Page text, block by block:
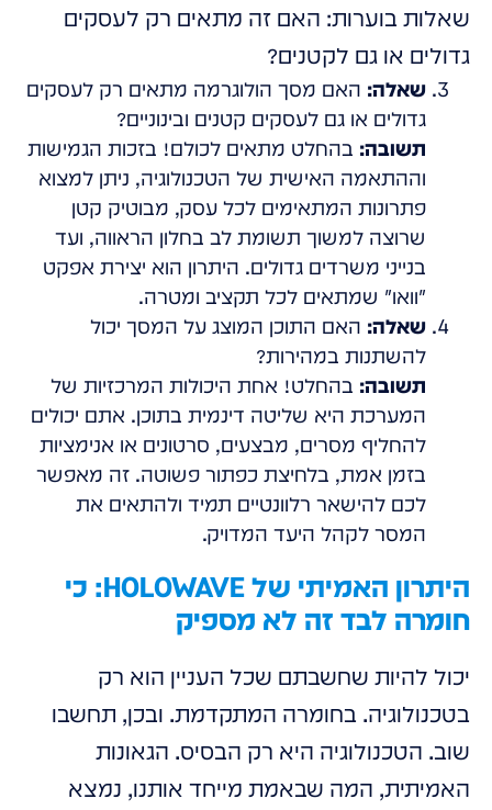
שאלות בוערות: האם זה מתאים רק לעסקים
גדולים או גם לקטנים?
שאלה: האם מסך הולוגרמה מתאים רק לעסקים
גדולים או גם לעסקים קטנים ובינוניים?
תשובה: בהחלט מתאים לכולם! בזכות הגמישות
וההתאמה האישית של הטכנולוגיה, ניתן למצוא
פתרונות המתאימים לכל עסק, מבוטיק קטן
שרוצה למשוך תשומת לב בחלון הראווה, ועד
בנייני משרדים גדולים. היתרון הוא יצירת אפקט
"וואו" שמתאים לכל תקציב ומטרה.
שאלה: האם התוכן המוצג על המסך יכול
להשתנות במהירות?
תשובה: בהחלט! אחת היכולות המרכזיות של
המערכת היא שליטה דינמית בתוכן. אתם יכולים
להחליף מסרים, מבצעים, סרטונים או אנימציות
בזמן אמת, בלחיצת כפתור פשוטה. זה מאפשר
לכם להישאר רלוונטיים תמיד ולהתאים את
המסר לקהל היעד המדויק.
היתרון האמיתי של HOLOWAVE: כי
חומרה לבד זה לא מספיק
יכול להיות שחשבתם שכל העניין הוא רק
בטכנולוגיה. בחומרה המתקדמת. ובכן, תחשבו
שוב. הטכנולוגיה היא רק הבסיס. הגאונות
האמיתית, המה שבאמת מייחד אותנו, נמצא